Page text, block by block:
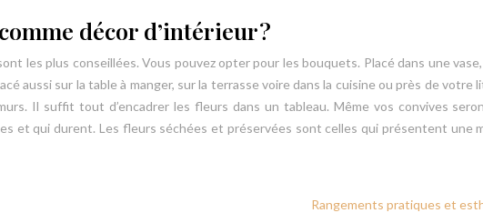
décor d’intérieur ?
les plus conseillées. Vous pouvez opter pour les bouquets. Placé dans une
aussi sur la table à manger, sur la terrasse voire dans la cuisine ou près de
Il suffit tout d’encadrer les fleurs dans un tableau. Même vos convives
et qui durent. Les fleurs séchées et préservées sont celles qui présentent une
Rangements pratiques et